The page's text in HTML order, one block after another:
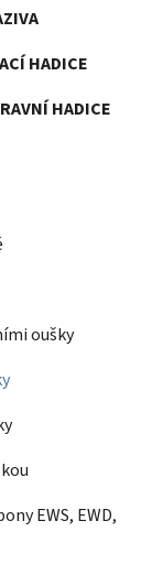
HADICE
HADICE
oušky
EWS, EWD,